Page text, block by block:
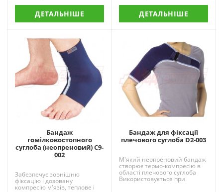
ДЕТАЛЬНІШЕ ДЕТАЛЬНІШЕ
Бандаж
гомілковостопного
суглоба (неопреновий) C9-
002
Забезпечує зовнішню
фіксацію і дозовану
компресію м'язів, теплове і
Бандаж для фіксації
плечового суглоба D2-003
М'який неопреновий бандаж
створює термо-компресію в
області плечового суглоба
Використовується при
вивихах, розтягу зв'язок